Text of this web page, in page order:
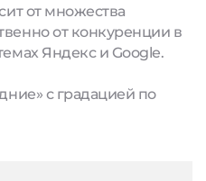
от множества
от конкуренции в
Яндекс и Google.
с градацией по